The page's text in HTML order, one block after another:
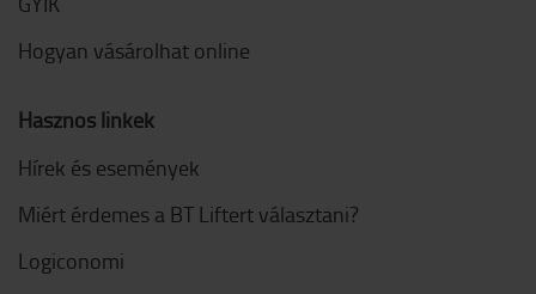
Hogyan vásárolhat online
Hasznos linkek
Hírek és események
Miért érdemes a BT Liftert választani?
Logiconomi